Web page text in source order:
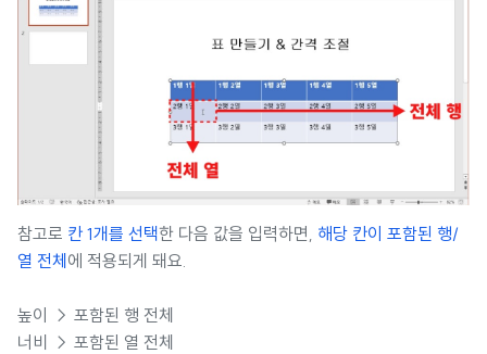
참고로 칸 1개를 선택한 다음 값을 입력하면, 해당 칸이 포함된 행/
열 전체 에 적용되게 돼요.
높이 → 포함된 행 전체
너비 → 포함된 열 전체